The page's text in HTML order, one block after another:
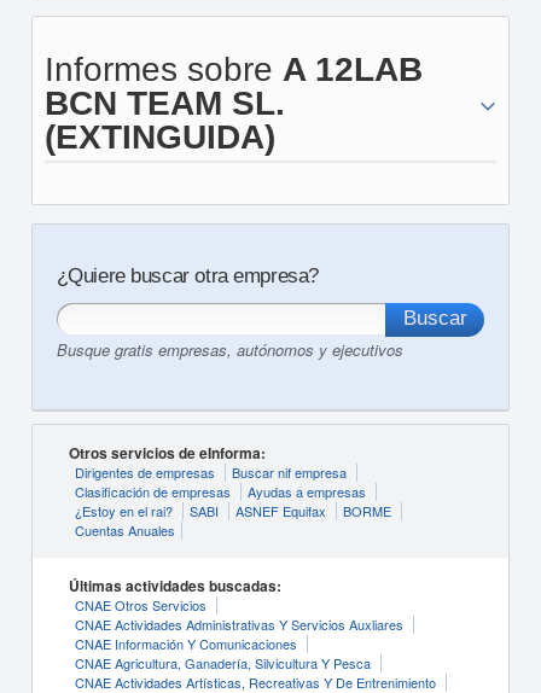
Informes sobre A 12LAB
BCN TEAM SL.
(EXTINGUIDA)
¿Quiere buscar otra empresa?
Busque gratis empresas, autónomos y ejecutivos
Otros servicios de eInforma:
Dirigentes de empresas
Buscar nif empresa
Clasificación de empresas
Ayudas a empresas
¿Estoy en el rai?
SABI ASNEF Equifax
BORME
Cuentas Anuales
Últimas actividades buscadas:
CNAE Otros Servicios
CNAE Actividades Administrativas Y Servicios Auxliares
CNAE Información Y Comunicaciones
CNAE Agricultura, Ganadería, Silvicultura Y Pesca
CNAE Actividades Artísticas, Recreativas Y De Entrenimiento